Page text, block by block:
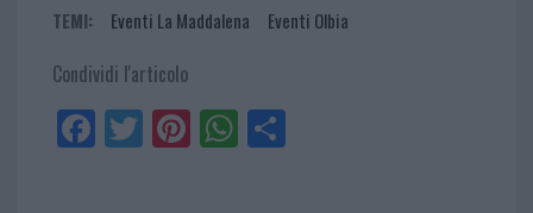
TEMI: Eventi La Maddalena Eventi Olbia
Condividi l'articolo
Fa
ce
Tw
itt
Pi
nt
W
ha
Sh